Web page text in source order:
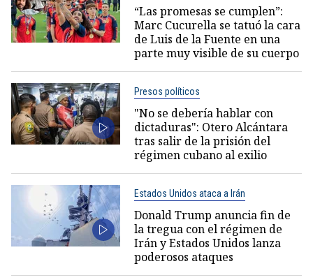
“Las promesas se cumplen”:
Marc Cucurella se tatuó la cara
de Luis de la Fuente en una
parte muy visible de su cuerpo
Presos políticos
"No se debería hablar con
dictaduras": Otero Alcántara
tras salir de la prisión del
régimen cubano al exilio
Estados Unidos ataca a Irán
Donald Trump anuncia fin de
la tregua con el régimen de
Irán y Estados Unidos lanza
poderosos ataques